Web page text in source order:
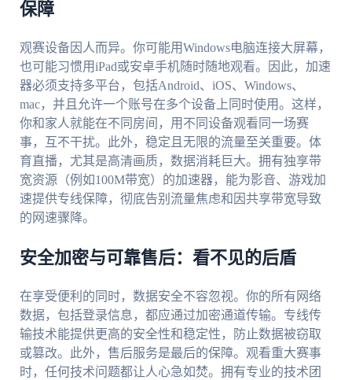
保障
观赛设备因人而异。你可能用Windows电脑连接大屏幕，
也可能习惯用iPad或安卓手机随时随地观看。因此，加速
器必须支持多平台，包括Android、iOS、Windows、
mac，并且允许一个账号在多个设备上同时使用。这样，
你和家人就能在不同房间，用不同设备观看同一场赛
事，互不干扰。此外，稳定且无限的流量至关重要。体
育直播，尤其是高清画质，数据消耗巨大。拥有独享带
宽资源（例如100M带宽）的加速器，能为影音、游戏加
速提供专线保障，彻底告别流量焦虑和因共享带宽导致
的网速骤降。
安全加密与可靠售后：看不见的后盾
在享受便利的同时，数据安全不容忽视。你的所有网络
数据，包括登录信息，都应通过加密通道传输。专线传
输技术能提供更高的安全性和稳定性，防止数据被窃取
或篡改。此外，售后服务是最后的保障。观看重大赛事
时，任何技术问题都让人心急如焚。拥有专业的技术团